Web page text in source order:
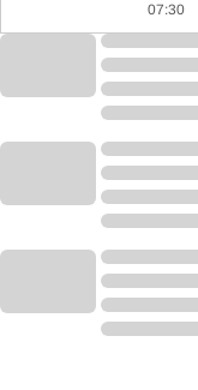
07:30